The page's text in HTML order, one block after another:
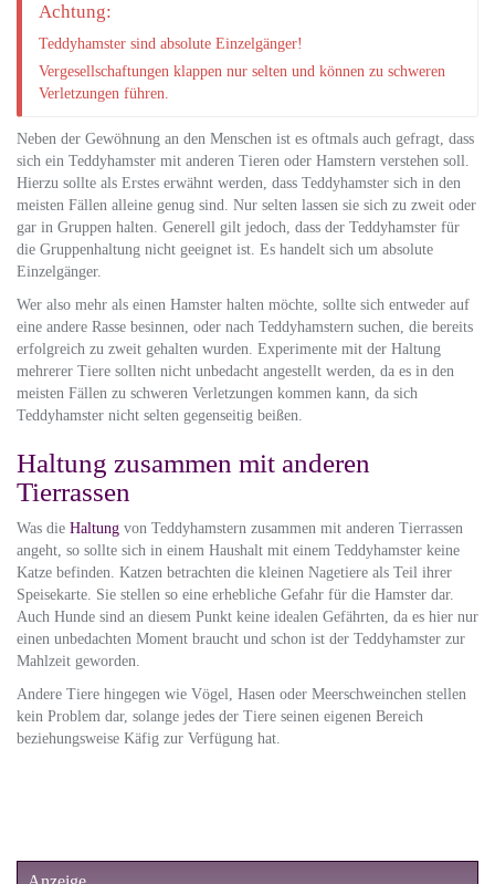
Achtung:
Teddyhamster sind absolute Einzelgänger!
Vergesellschaftungen klappen nur selten und können zu schweren
Verletzungen führen.
Neben der Gewöhnung an den Menschen ist es oftmals auch gefragt, dass
sich ein Teddyhamster mit anderen Tieren oder Hamstern verstehen soll.
Hierzu sollte als Erstes erwähnt werden, dass Teddyhamster sich in den
meisten Fällen alleine genug sind. Nur selten lassen sie sich zu zweit oder
gar in Gruppen halten. Generell gilt jedoch, dass der Teddyhamster für
die Gruppenhaltung nicht geeignet ist. Es handelt sich um absolute
Einzelgänger.
Wer also mehr als einen Hamster halten möchte, sollte sich entweder auf
eine andere Rasse besinnen, oder nach Teddyhamstern suchen, die bereits
erfolgreich zu zweit gehalten wurden. Experimente mit der Haltung
mehrerer Tiere sollten nicht unbedacht angestellt werden, da es in den
meisten Fällen zu schweren Verletzungen kommen kann, da sich
Teddyhamster nicht selten gegenseitig beißen.
Haltung zusammen mit anderen
Tierrassen
Was die Haltung von Teddyhamstern zusammen mit anderen Tierrassen
angeht, so sollte sich in einem Haushalt mit einem Teddyhamster keine
Katze befinden. Katzen betrachten die kleinen Nagetiere als Teil ihrer
Speisekarte. Sie stellen so eine erhebliche Gefahr für die Hamster dar.
Auch Hunde sind an diesem Punkt keine idealen Gefährten, da es hier nur
einen unbedachten Moment braucht und schon ist der Teddyhamster zur
Mahlzeit geworden.
Andere Tiere hingegen wie Vögel, Hasen oder Meerschweinchen stellen
kein Problem dar, solange jedes der Tiere seinen eigenen Bereich
beziehungsweise Käfig zur Verfügung hat.